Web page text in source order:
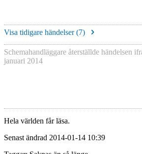
Visa tidigare händelser (7)
Schemahandläggare återställde händelsen
januari 2014
Hela världen får läsa.
Senast ändrad 2014-01-14 10:39